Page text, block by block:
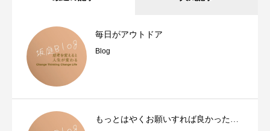
毎日がアウトドア
Blog
もっとはやくお願いすれば良かった…